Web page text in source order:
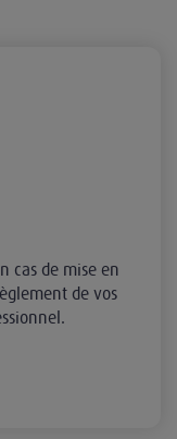
cas de mise en
de vos